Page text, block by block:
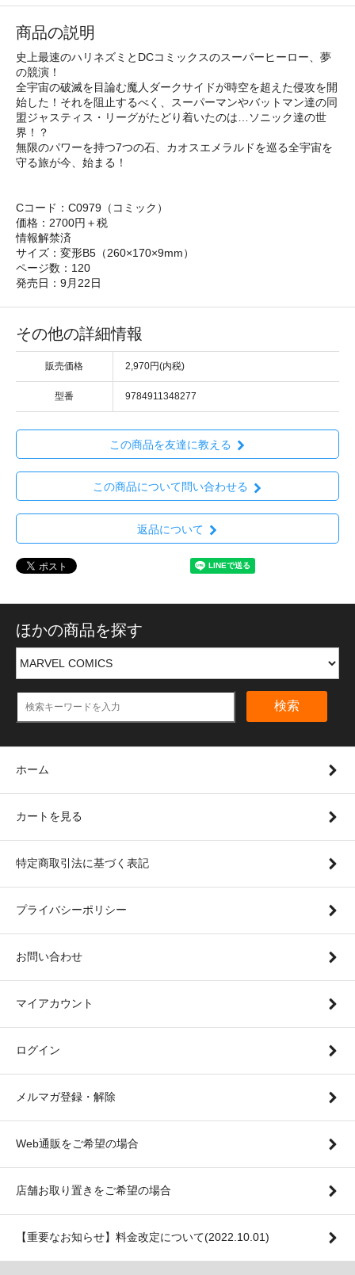
商品の説明
史上最速のハリネズミとDCコミックスのスーパーヒーロー、夢
の競演！
全宇宙の破滅を目論む魔人ダークサイドが時空を超えた侵攻を開
始した！それを阻止するべく、スーパーマンやバットマン達の同
盟ジャスティス・リーグがたどり着いたのは…ソニック達の世
界！？
無限のパワーを持つ7つの石、カオスエメラルドを巡る全宇宙を
守る旅が今、始まる！
Cコード：C0979（コミック）
価格：2700円＋税
情報解禁済
サイズ：変形B5（260×170×9mm）
ページ数：120
発売日：9月22日
その他の詳細情報
販売価格 2,970円(内税)
型番 9784911348277
この商品を友達に教える
この商品について問い合わせる
返品について
ほかの商品を探す
検索
ホーム
カートを見る
特定商取引法に基づく表記
プライバシーポリシー
お問い合わせ
マイアカウント
ログイン
メルマガ登録・解除
Web通販をご希望の場合
店舗お取り置きをご希望の場合
【重要なお知らせ】料金改定について(2022.10.01)